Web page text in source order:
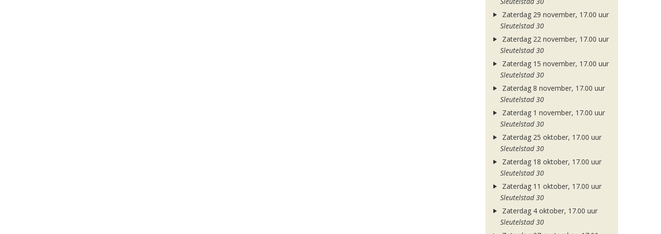
Zaterdag 29 november, 17.00 uur
Sleutelstad 30
Zaterdag 22 november, 17.00 uur
Sleutelstad 30
Zaterdag 15 november, 17.00 uur
Sleutelstad 30
Zaterdag 8 november, 17.00 uur
Sleutelstad 30
Zaterdag 1 november, 17.00 uur
Sleutelstad 30
Zaterdag 25 oktober, 17.00 uur
Sleutelstad 30
Zaterdag 18 oktober, 17.00 uur
Sleutelstad 30
Zaterdag 11 oktober, 17.00 uur
Sleutelstad 30
Zaterdag 4 oktober, 17.00 uur
Sleutelstad 30